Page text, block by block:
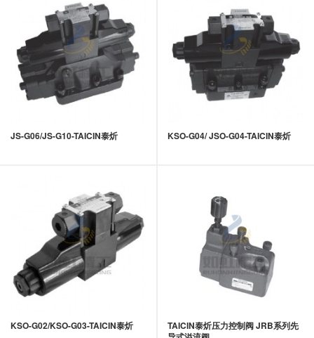
JS-G06/JS-G10-TAICIN泰炘 KSO-G04/ JSO-G04-TAICIN泰炘
KSO-G02/KSO-G03-TAICIN泰炘
TAICIN泰炘压力控制阀 JRB系列先